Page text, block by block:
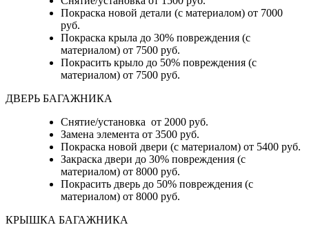
Покраска новой детали (с материалом) от 7000
руб.
Покраска крыла до 30% повреждения (с
материалом) от 7500 руб.
Покрасить крыло до 50% повреждения (с
материалом) от 7500 руб.
ДВЕРЬ БАГАЖНИКА
Снятие/установка от 2000 руб.
Замена элемента от 3500 руб.
Покраска новой двери (с материалом) от 5400 руб.
Закраска двери до 30% повреждения (с
материалом) от 8000 руб.
Покрасить дверь до 50% повреждения (с
материалом) от 8000 руб.
КРЫШКА БАГАЖНИКА